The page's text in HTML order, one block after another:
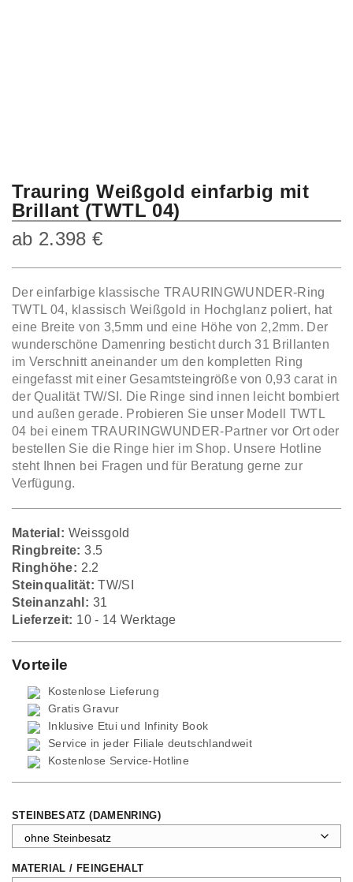
Trauring Weißgold einfarbig mit
Brillant (TWTL 04)
ab 2.398€
Der einfarbige klassische TRAURINGWUNDER-Ring
TWTL 04, klassisch Weißgold in Hochglanz poliert, hat
eine Breite von 3,5mm und eine Höhe von 2,2mm. Der
wunderschöne Damenring besticht durch 31 Brillanten
im Verschnitt aneinander um den kompletten Ring
eingefasst mit einer Gesamtsteingröße von 0,93 carat in
der Qualität TW/SI. Die Ringe sind innen leicht bombiert
und außen gerade. Probieren Sie unser Modell TWTL
04 bei einem TRAURINGWUNDER-Partner vor Ort oder
bestellen Sie die Ringe hier im Shop. Unsere Hotline
steht Ihnen bei Fragen und für Beratung gerne zur
Verfügung.
Material: Weissgold
Ringbreite: 3.5
Ringhöhe: 2.2
Steinqualität: TW/SI
Steinanzahl: 31
Lieferzeit: 10 - 14 Werktage
Vorteile
Kostenlose Lieferung
Gratis Gravur
Inklusive Etui und Infinity Book
Service in jeder Filiale deutschlandweit
Kostenlose Service-Hotline
STEINBESATZ (DAMENRING)
MATERIAL / FEINGEHALT